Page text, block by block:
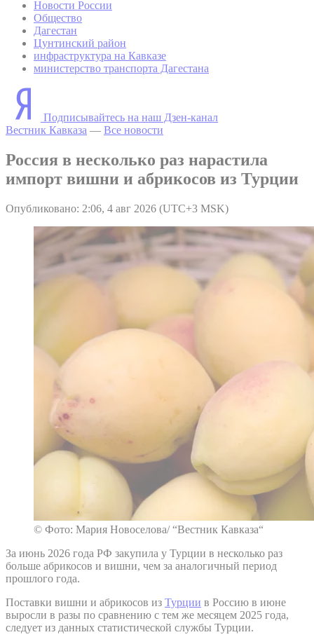
Новости России
Общество
Дагестан
Цунтинский район
инфраструктура на Кавказе
министерство транспорта Дагестана
Подписывайтесь на наш Дзен-канал
Вестник Кавказа — Все новости
Россия в несколько раз нарастила
импорт вишни и абрикосов из Турции
Опубликовано: 2:06, 4 авг 2026 (UTC+3 MSK)
© Фото: Мария Новоселова/ “Вестник Кавказа“
За июнь 2026 года РФ закупила у Турции в несколько раз
больше абрикосов и вишни, чем за аналогичный период
прошлого года.
Поставки вишни и абрикосов из Турции в Россию в июне
выросли в разы по сравнению с тем же месяцем 2025 года,
следует из данных статистической службы Турции.